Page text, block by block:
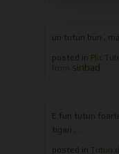
un tutun bun ,
posted in Plic
sinbad
E fun tutun
tigari ;...
posted in Tutun